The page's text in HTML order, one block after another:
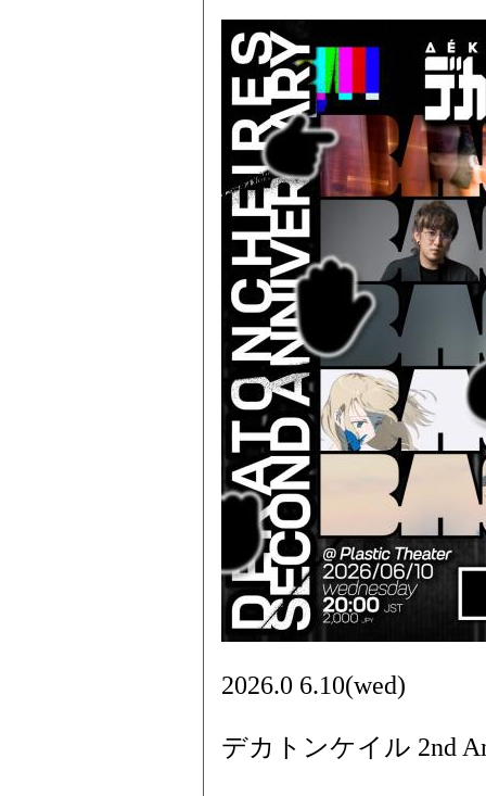
2026.0 6.10(wed)
デカトンケイル 2nd